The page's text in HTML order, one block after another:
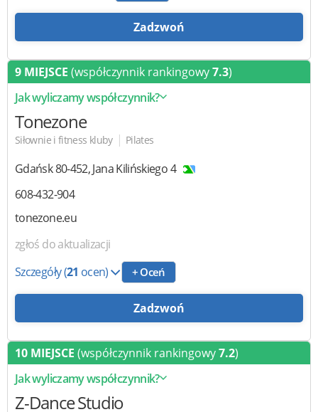
Zadzwoń
9 MIEJSCE (współczynnik rankingowy7.3)
Jak wyliczamy współczynnik?
Tonezone
Siłownie i fitness kluby | Pilates
Gdańsk80-452,Jana Kilińskiego 4
608-432-904
tonezone.eu
zgłoś do aktualizacji
Szczegóły(21 ocen) + Oceń
Zadzwoń
10 MIEJSCE (współczynnik rankingowy7.2)
Jak wyliczamy współczynnik?
Z-Dance Studio